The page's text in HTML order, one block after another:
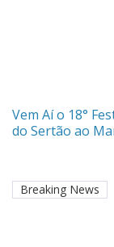
Vem Aí o 18°
do Sertão ao
Breaking News